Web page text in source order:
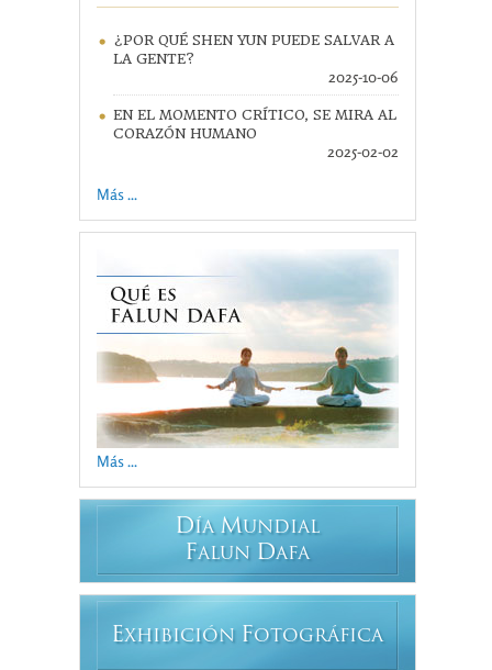
¿POR QUÉ SHEN YUN PUEDE SALVAR A
LA GENTE?
2025-10-06
EN EL MOMENTO CRÍTICO, SE MIRA AL
CORAZÓN HUMANO
2025-02-02
Más ...
Más ...
DÍA MUNDIAL
FALUN DAFA
EXHIBICIÓN FOTOGRÁFICA